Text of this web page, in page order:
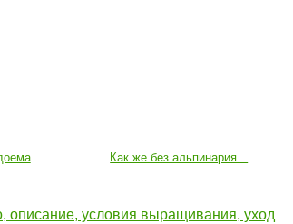
Как же без альпинария...
описание, условия выращивания, уход